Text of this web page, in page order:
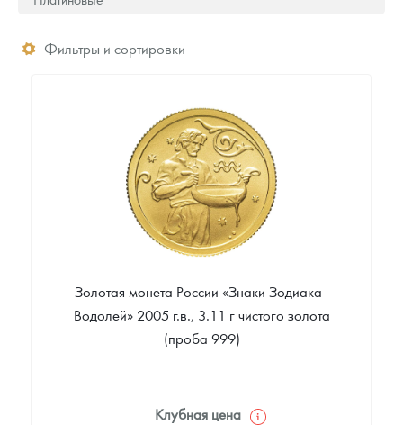
Фильтры и сортировки
Золотая монета России «Знаки Зодиака -
Водолей» 2005 г.в., 3.11 г чистого золота
(проба 999)
Клубная цена